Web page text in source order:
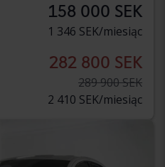
158 000 SEK
1 346 SEK/miesiąc
282 800 SEK
289 900 SEK
2 410 SEK/miesiąc